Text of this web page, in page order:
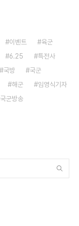
이벤트
육군
6.25
특전사
국방
국군
해군
임영식기자
국군방송